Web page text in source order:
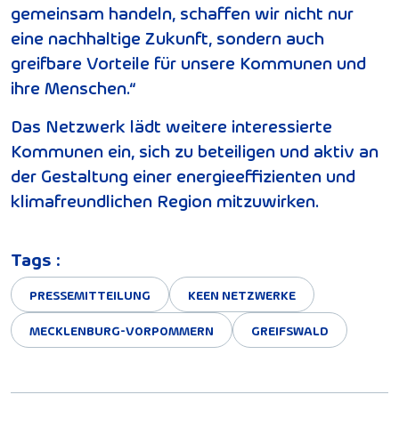
gemeinsam handeln, schaffen wir nicht nur
eine nachhaltige Zukunft, sondern auch
greifbare Vorteile für unsere Kommunen und
ihre Menschen.“
Das Netzwerk lädt weitere interessierte
Kommunen ein, sich zu beteiligen und aktiv an
der Gestaltung einer energieeffizienten und
klimafreundlichen Region mitzuwirken.
Tags :
PRESSEMITTEILUNG KEEN NETZWERKE
MECKLENBURG-VORPOMMERN GREIFSWALD